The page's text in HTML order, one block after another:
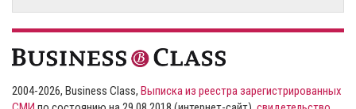
2004-2026, Business Class, Выписка из реестра зарегистрированных